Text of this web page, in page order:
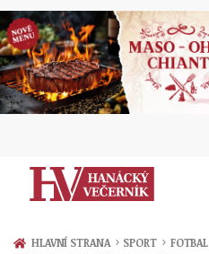
Zprávy
HLAVNÍ STRANA › SPORT › FOTBAL